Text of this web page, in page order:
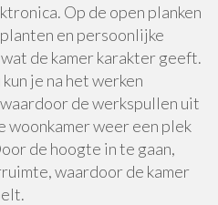
Op de open planken
en persoonlijke
de kamer karakter geeft.
je na het werken
de werkspullen uit
woonkamer weer een plek
de hoogte in te gaan,
waardoor de kamer